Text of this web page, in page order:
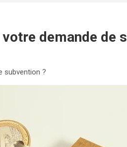
demande de
subvention ?